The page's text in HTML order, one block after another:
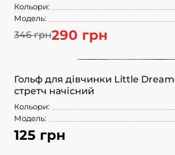
Кольори:
Модель:
346 грн290 грн
Гольф для дівчинки Little Dreamer індиго
стретч начісний
Кольори:
Модель:
125 грн
ЧОЛОВІЧКИ СЛІПИ
ШАПОЧКИ